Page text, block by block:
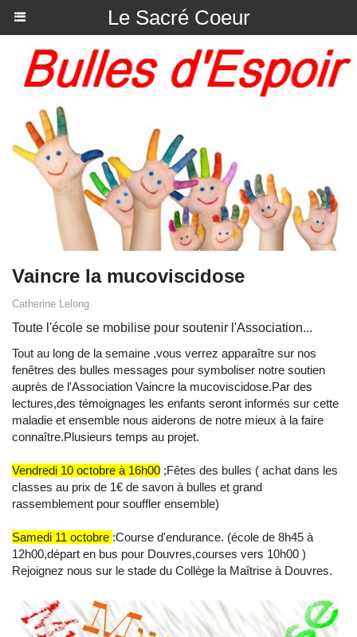
Le Sacré Coeur
Vaincre la mucoviscidose
Catherine Lelong
Toute l'école se mobilise pour soutenir l'Association...
Tout au long de la semaine ,vous verrez apparaître sur nos
fenêtres des bulles messages pour symboliser notre soutien
auprès de l'Association Vaincre la mucoviscidose.Par des
lectures,des témoignages les enfants seront informés sur cette
maladie et ensemble nous aiderons de notre mieux à la faire
connaître.Plusieurs temps au projet.
Vendredi 10 octobre à 16h00 ;Fêtes des bulles ( achat dans les
classes au prix de 1€ de savon à bulles et grand
rassemblement pour souffler ensemble)
Samedi 11 octobre :Course d'endurance. (école de 8h45 à
12h00,départ en bus pour Douvres,courses vers 10h00 )
Rejoignez nous sur le stade du Collège la Maîtrise à Douvres.